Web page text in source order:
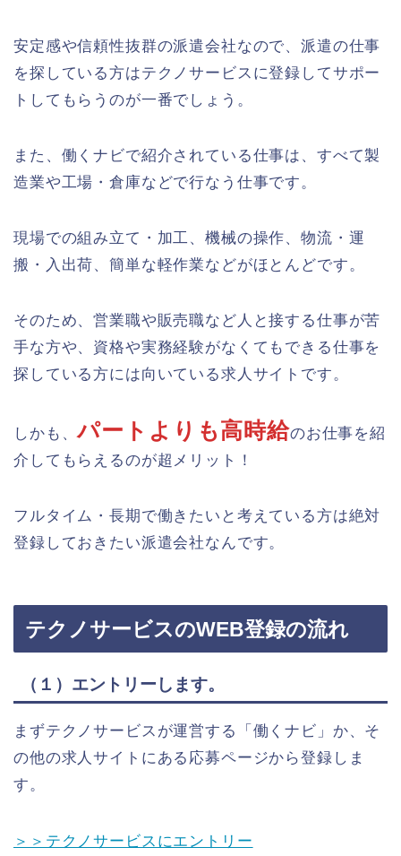
安定感や信頼性抜群の派遣会社なので、派遣の仕事
を探している方はテクノサービスに登録してサポー
トしてもらうのが一番でしょう。
また、働くナビで紹介されている仕事は、すべて製
造業や工場・倉庫などで行なう仕事です。
現場での組み立て・加工、機械の操作、物流・運
搬・入出荷、簡単な軽作業などがほとんどです。
そのため、営業職や販売職など人と接する仕事が苦
手な方や、資格や実務経験がなくてもできる仕事を
探している方には向いている求人サイトです。
しかも、パートよりも高時給のお仕事を紹
介してもらえるのが超メリット！
フルタイム・長期で働きたいと考えている方は絶対
登録しておきたい派遣会社なんです。
テクノサービスのWEB登録の流れ
（１）エントリーします。
まずテクノサービスが運営する「働くナビ」か、そ
の他の求人サイトにある応募ページから登録しま
す。
＞＞テクノサービスにエントリー